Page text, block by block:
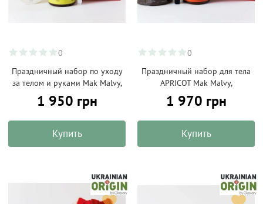
0
Праздничный набор по уходу
за телом и руками Mak Malvy,
1 950 грн
Купить
0
Праздничный набор для тела
APRICOT Mak Malvy,
1 970 грн
Купить